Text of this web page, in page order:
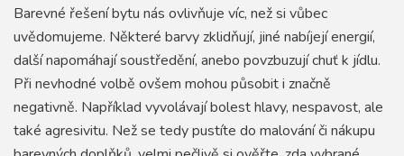
Barevné řešení bytu nás ovlivňuje víc, než si vůbec
uvědomujeme. Některé barvy zklidňují, jiné nabíjejí energií,
další napomáhají soustředění, anebo povzbuzují chuť k jídlu.
Při nevhodné volbě ovšem mohou působit i značně
negativně. Například vyvolávají bolest hlavy, nespavost, ale
také agresivitu. Než se tedy pustíte do malování či nákupu